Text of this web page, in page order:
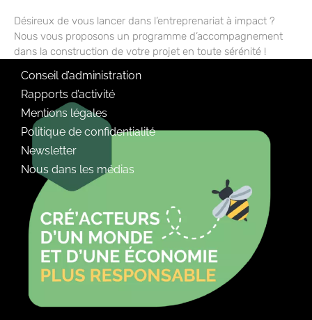
Désireux de vous lancer dans l’entreprenariat à impact ?
Nous vous proposons un programme d’accompagnement
dans la construction de votre projet en toute sérénité !
Conseil d’administration
Rapports d’activité
Mentions légales
Politique de confidentialité
Newsletter
Nous dans les médias